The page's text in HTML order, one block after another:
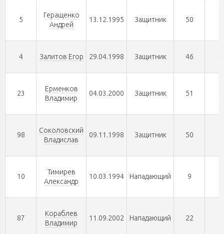
5
Геращенко
Андрей
13.12.1995 Защитник 50
4 Залитов Егор 29.04.1998 Защитник 46 4
23
Ерменков
Владимир
04.03.2000 Защитник 51
98
Соколовский
Владислав
09.11.1998 Защитник 50
10
Тимирев
Александр
10.03.1994 Нападающий 9
87
Кораблев
Владимир
11.09.2002 Нападающий 22